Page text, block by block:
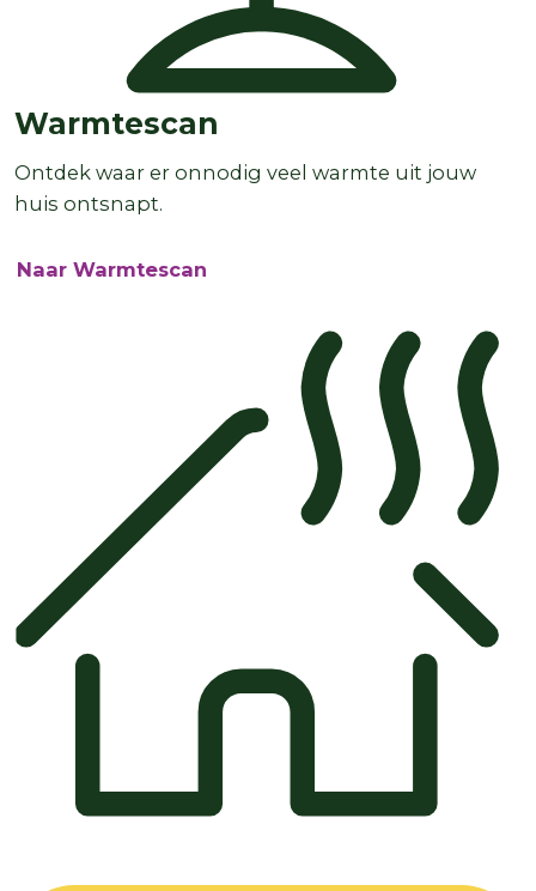
Warmtescan
Ontdek waar er onnodig veel warmte uit jouw
huis ontsnapt.
Naar Warmtescan